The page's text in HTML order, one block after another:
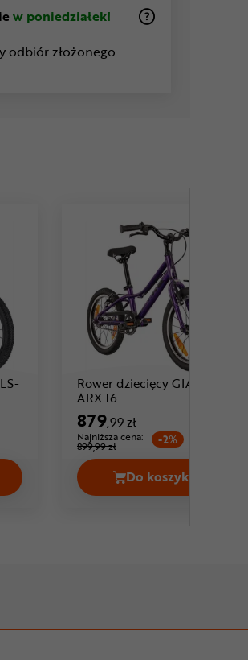
w poniedziałek!
odbiór złożonego
zł PUKY LS-PRO 16 LTD Cena
Rower dziecięcy GIANT
ARX 16
Cena: 879 ,99 zł
879,99 zł
Najniższa cena:
899,99 zł -2%
Do koszyka
Rower